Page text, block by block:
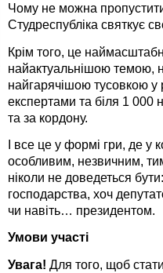
Чому не можна
Студреспубліка святкує
Крім того, це
найактуальнішою темою,
найгарячішою тусовкою у
експертами та біля 1 000
та за кордону.
І все це у формі гри, де у
особливим, незвичним,
ніколи не доведеться
господарства, хоч
чи навіть… президентом.
Умови участі
Увага! Для того, щоб